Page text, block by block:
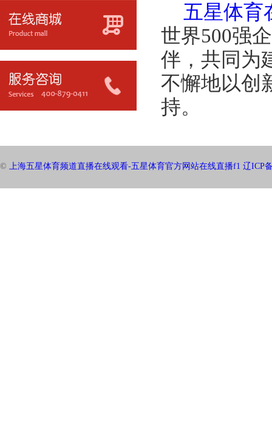
五星体育
世界500强
伴，共同为
不懈地以创
持。
© 上海五星体育频道直播在线观看-五星体育官方网站在线直播f1 辽ICP